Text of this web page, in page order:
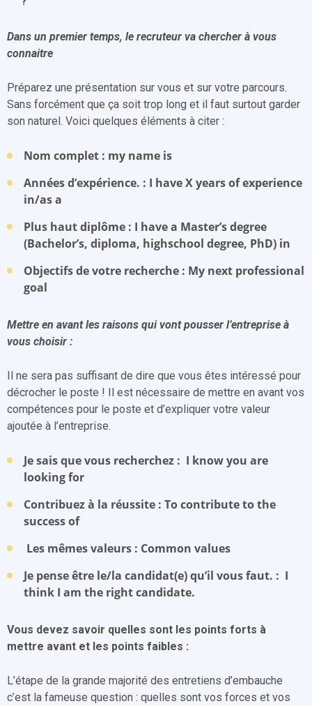
Dans un premier temps, le recruteur va chercher à vous
connaitre
Préparez une présentation sur vous et sur votre parcours.
Sans forcément que ça soit trop long et il faut surtout garder
son naturel. Voici quelques éléments à citer :
Nom complet : my name is
Années d’expérience. : I have X years of experience
in/as a
Plus haut diplôme : I have a Master’s degree
(Bachelor’s, diploma, highschool degree, PhD) in
Objectifs de votre recherche : My next professional
goal
Mettre en avant les raisons qui vont pousser l’entreprise à
vous choisir :
Il ne sera pas suffisant de dire que vous êtes intéressé pour
décrocher le poste ! Il est nécessaire de mettre en avant vos
compétences pour le poste et d’expliquer votre valeur
ajoutée à l’entreprise.
Je sais que vous recherchez : I know you are
looking for
Contribuez à la réussite : To contribute to the
success of
Les mêmes valeurs : Common values
Je pense être le/la candidat(e) qu’il vous faut. : I
think I am the right candidate.
Vous devez savoir quelles sont les points forts à
mettre avant et les points faibles :
L’étape de la grande majorité des entretiens d’embauche
c’est la fameuse question : quelles sont vos forces et vos